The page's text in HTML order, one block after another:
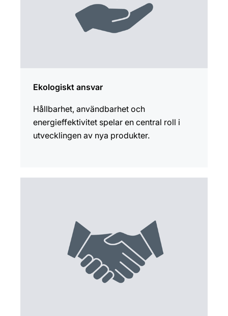
Ekologiskt ansvar
Hållbarhet, användbarhet och
energieffektivitet spelar en central roll i
utvecklingen av nya produkter.